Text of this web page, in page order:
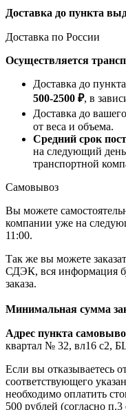
Доставка до пункта
Доставка по России
Осуществляется
Доставка до
500-2500 ₽, в
Доставка до
от веса и объема.
Средний срок
на следующий день
транспортной
Самовывоз
Вы можете
компании уже на
11:00.
Так же вы можете
СДЭК, вся информация
заказа.
Минимальная сумма
Адрес пункта
квартал № 32, вл16 с2,
Если вы отказываетесь
соответствующего
необходимо оплатить
500 рублей (согласно